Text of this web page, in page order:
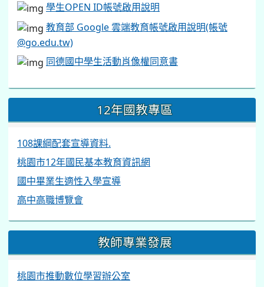
學生OPEN ID帳號啟用說明
教育部 Google 雲端教育帳號啟用說明(帳號
@go.edu.tw)
同德國中學生活動肖像權同意書
12年國教專區
108課綱配套宣導資料.
桃園市12年國民基本教育資訊網
國中畢業生適性入學宣導
高中高職博覽會
教師專業發展
桃園市推動數位學習辦公室